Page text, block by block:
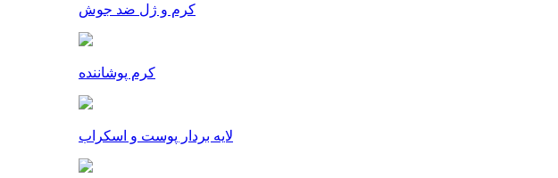
کرم و ژل ضد جوش
کرم پوشاننده
لایه بردار پوست و اسکراب